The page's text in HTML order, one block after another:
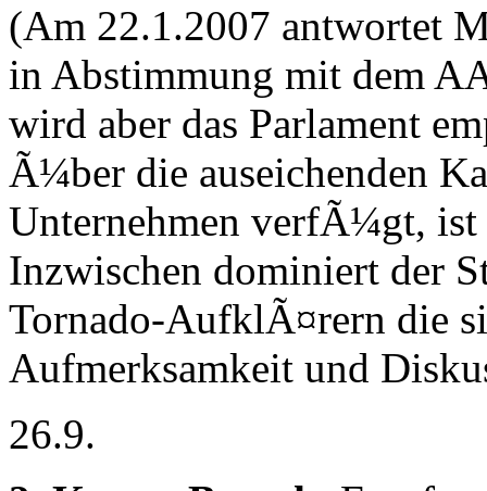
(Am 22.1.2007 antwortet
in Abstimmung mit dem
wird aber das Parlament
Ã¼ber die auseichenden
Unternehmen verfÃ¼gt, ist
Inzwischen dominiert der
Tornado-AufklÃ¤rern die
Aufmerksamkeit und
26.9.